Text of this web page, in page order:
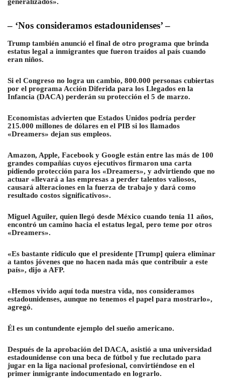
– ‘Nos consideramos estadounidenses’ –
Trump también anunció el final de otro programa que brinda
estatus legal a inmigrantes que fueron traídos al país cuando
eran niños.
Si el Congreso no logra un cambio, 800.000 personas cubiertas
por el programa Acción Diferida para los Llegados en la
Infancia (DACA) perderán su protección el 5 de marzo.
Economistas advierten que Estados Unidos podría perder
215.000 millones de dólares en el PIB si los llamados
«Dreamers» dejan sus empleos.
Amazon, Apple, Facebook y Google están entre las más de 100
grandes compañías cuyos ejecutivos firmaron una carta
pidiendo protección para los «Dreamers», y advirtiendo que no
actuar «llevará a las empresas a perder talentos valiosos,
causará alteraciones en la fuerza de trabajo y dará como
resultado costos significativos».
Miguel Aguiler, quien llegó desde México cuando tenía 11 años,
encontró un camino hacia el estatus legal, pero teme por otros
«Dreamers».
«Es bastante ridículo que el presidente [Trump] quiera eliminar
a tantos jóvenes que no hacen nada más que contribuir a este
país», dijo a AFP.
«Hemos vivido aquí toda nuestra vida, nos consideramos
estadounidenses, aunque no tenemos el papel para mostrarlo»,
agregó.
Él es un contundente ejemplo del sueño americano.
Después de la aprobación del DACA, asistió a una universidad
estadounidense con una beca de fútbol y fue reclutado para
jugar en la liga nacional profesional, convirtiéndose en el
primer inmigrante indocumentado en lograrlo.